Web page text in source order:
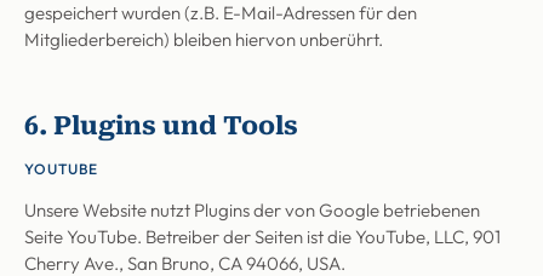
gespeichert wurden (z.B. E-Mail-Adressen für den
Mitgliederbereich) bleiben hiervon unberührt.
6. Plugins und Tools
YOUTUBE
Unsere Website nutzt Plugins der von Google betriebenen
Seite YouTube. Betreiber der Seiten ist die YouTube, LLC, 901
Cherry Ave., San Bruno, CA 94066, USA.